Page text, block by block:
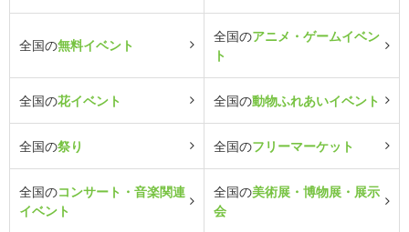
全国の無料イベント
全国のアニメ・ゲームイベン
ト
全国の花イベント 全国の動物ふれあいイベント
全国の祭り 全国のフリーマーケット
全国のコンサート・音楽関連
イベント
全国の美術展・博物展・展示
会